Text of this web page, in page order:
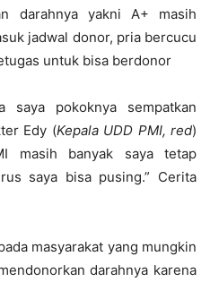
darahnya yakni A+ masih
jadwal donor, pria bercucu
untuk bisa berdonor
saya pokoknya sempatkan
Edy (Kepala UDD PMI, red)
masih banyak saya tetap
saya bisa pusing.” Cerita
masyarakat yang mungkin
darahnya karena